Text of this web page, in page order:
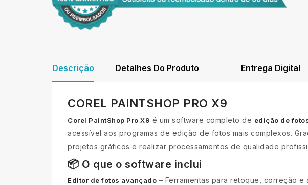
Descrição Detalhes Do Produto Entrega Digital
COREL PAINTSHOP PRO X9
Corel PaintShop Pro X9 é um software completo de edição de
acessível aos programas de edição de fotos mais complexos.
projetos gráficos e realizar processamentos de qualidade
📦 O que o software inclui
Editor de fotos avançado – Ferramentas para retoque, correção e